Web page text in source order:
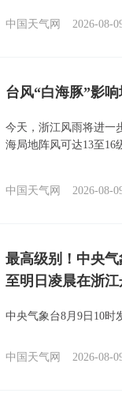
中国天气网 2026-08-
台风“白海豚”影
今天，浙江风雨将进一
海局地阵风可达13至16
中国天气网 2026-08-
最高级别！中央
至明日凌晨在浙
中央气象台8月9日10时
中国天气网 2026-08-